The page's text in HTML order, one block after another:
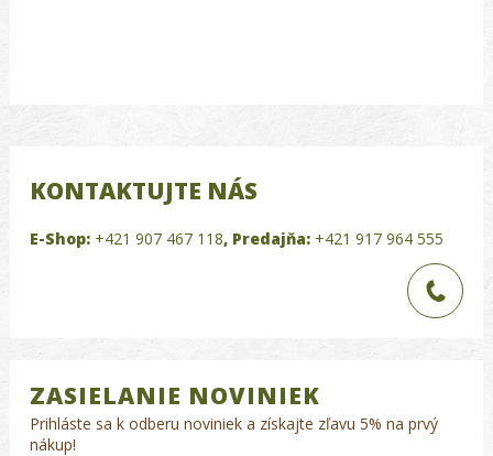
KONTAKTUJTE NÁS
E-Shop: +421 907 467 118, Predajňa: +421 917 964 555
ZASIELANIE NOVINIEK
Prihláste sa k odberu noviniek a získajte zľavu 5% na prvý
nákup!